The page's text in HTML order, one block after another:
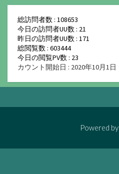
総訪問者数 : 108653
今日の訪問者UU数 : 21
昨日の訪問者UU数 : 171
総閲覧数 : 603444
今日の閲覧PV数 : 23
カウント開始日 : 2020年10月1日
Powered by